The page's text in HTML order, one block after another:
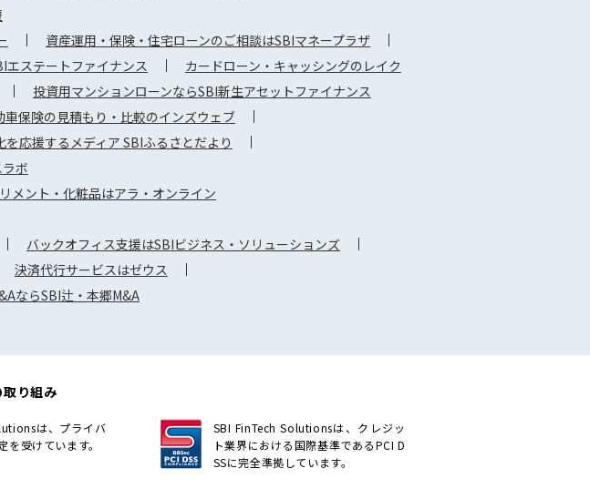
資産運用・保険・住宅ローンのご相談はSBIマネープラザ
エステートファイナンス
カードローン・キャッシングのレイク
投資用マンションローンならSBI新生アセットファイナンス
車保険の見積もり・比較のインズウェブ
を応援するメディア SBIふるさとだより
ボ
メント・化粧品はアラ・オンライン
バックオフィス支援はSBIビジネス・ソリューションズ
決済代行サービスはゼウス
ならSBI辻・本郷M&A
り組み
は、プライバ
を受けています。
SBI FinTech Solutionsは、クレジッ
ト業界における国際基準であるPCI D
SSに完全準拠しています。